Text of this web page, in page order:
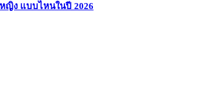
ญิง แบบไหนในปี 2026